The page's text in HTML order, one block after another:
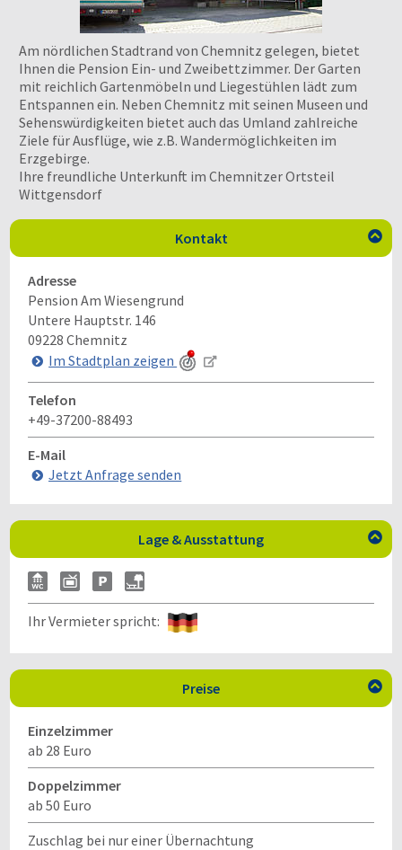
Am nördlichen Stadtrand von Chemnitz gelegen, bietet
Ihnen die Pension Ein- und Zweibettzimmer. Der Garten
mit reichlich Gartenmöbeln und Liegestühlen lädt zum
Entspannen ein. Neben Chemnitz mit seinen Museen und
Sehenswürdigkeiten bietet auch das Umland zahlreiche
Ziele für Ausflüge, wie z.B. Wandermöglichkeiten im
Erzgebirge.
Ihre freundliche Unterkunft im Chemnitzer Ortsteil
Wittgensdorf
Kontakt 
Adresse
Pension Am Wiesengrund
Untere Hauptstr. 146
09228 Chemnitz
Im Stadtplan zeigen
Telefon
+49-37200-88493
E-Mail
Jetzt Anfrage senden
Lage & Ausstattung 
Ihr Vermieter spricht:
Preise 
Einzelzimmer
ab 28 Euro
Doppelzimmer
ab 50 Euro
Zuschlag bei nur einer Übernachtung